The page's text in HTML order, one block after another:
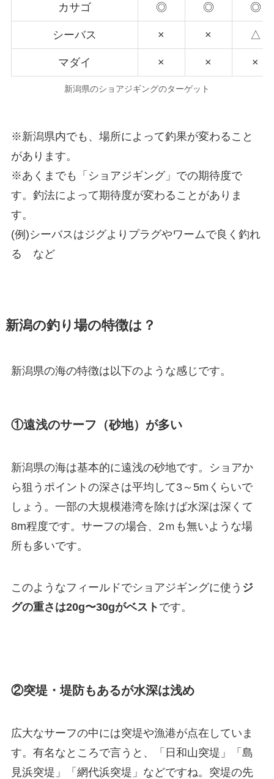
カサゴ ◎ ◎ ◎
シーバス × × △
マダイ × × ×
新潟県のショアジギングのターゲット
※新潟県内でも、場所によって釣果が変わること
があります。
※あくまでも「ショアジギング」での期待度で
す。釣法によって期待度が変わることがありま
す。
(例)シーバスはジグよりプラグやワームで良く釣れ
る など
新潟の釣り場の特徴は？
新潟県の海の特徴は以下のような感じです。
①遠浅のサーフ（砂地）が多い
新潟県の海は基本的に遠浅の砂地です。ショアか
ら狙うポイントの深さは平均して3～5mくらいで
しょう。一部の大規模港湾を除けば水深は深くて
8m程度です。サーフの場合、2ｍも無いような場
所も多いです。
このようなフィールドでショアジギングに使う ジ
グの重さは20g〜30gがベスト です。
②突堤・堤防もあるが水深は浅め
広大なサーフの中には突堤や漁港が点在していま
す。有名なところで言うと、「日和山突堤」「島
見浜突堤」「網代浜突堤」などですね。突堤の先